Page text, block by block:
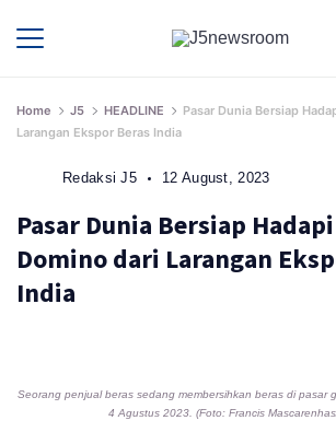
Home J5 HEADLINE
Pasar Dunia Bersiap
Larangan Ekspor Beras India
Redaksi J5 12 August, 2023
Pasar Dunia Bersiap
Domino dari Larangan
India
Seorang penjual beras sedang membersihkan beras di pasar
4 Agustus 2023. (Foto: Francis